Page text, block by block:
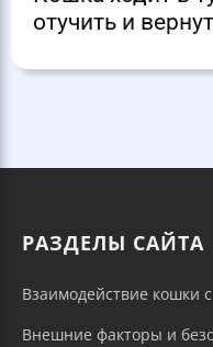
отучить и
РАЗДЕЛЫ САЙТА
Взаимодействие кошки
Внешние факторы и